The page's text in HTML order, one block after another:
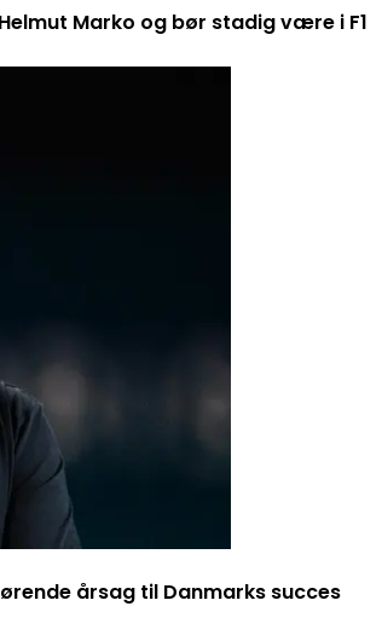
Marko og bør stadig være i F1
årsag til Danmarks succes